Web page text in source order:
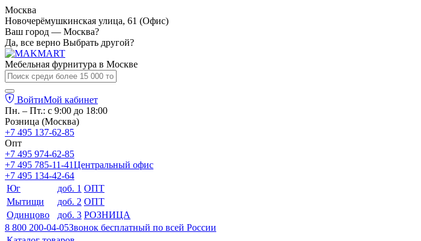
Москва
Новочерёмушкинская улица, 61 (Офис)
Ваш город — Москва?
Да, все верно Выбрать другой?
Мебельная фурнитура в Москве
ВойтиМой кабинет
Пн. – Пт.: с 9:00 до 18:00
Розница (Москва)
+7 495 137-62-85
Опт
+7 495 974-62-85
+7 495 785-11-41Центральный офис
+7 495 134-42-64
Юг
доб. 1 ОПТ
Мытищи
доб. 2 ОПТ
Одинцово
доб. 3 РОЗНИЦА
8 800 200-04-05Звонок бесплатный по всей России